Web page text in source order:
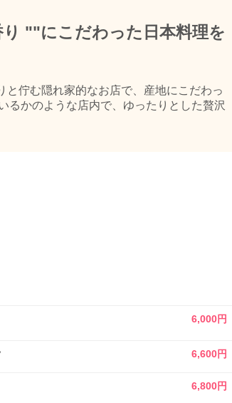
""にこだわった日本料理を
佇む隠れ家的なお店で、産地にこだわっ
るかのような店内で、ゆったりとした贅沢
6,000円
6,600円
6,800円